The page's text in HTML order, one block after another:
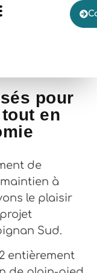
pour
en
de
à
le plaisir
Sud.
entièrement